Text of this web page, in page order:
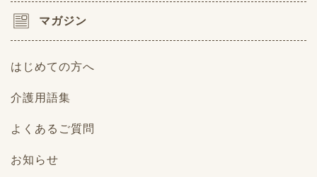
マガジン
はじめての方へ
介護用語集
よくあるご質問
お知らせ